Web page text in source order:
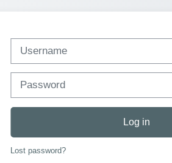
Log in
Lost password?